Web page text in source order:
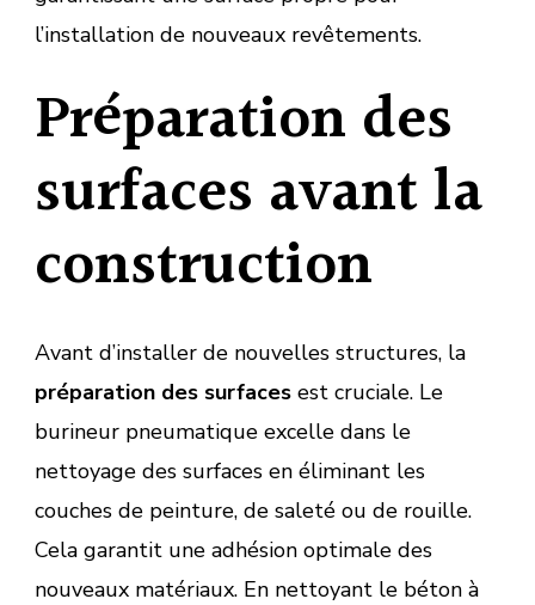
l’installation de nouveaux revêtements.
Préparation des
surfaces avant la
construction
Avant d’installer de nouvelles structures, la
préparation des surfaces est cruciale. Le
burineur pneumatique excelle dans le
nettoyage des surfaces en éliminant les
couches de peinture, de saleté ou de rouille.
Cela garantit une adhésion optimale des
nouveaux matériaux. En nettoyant le béton à